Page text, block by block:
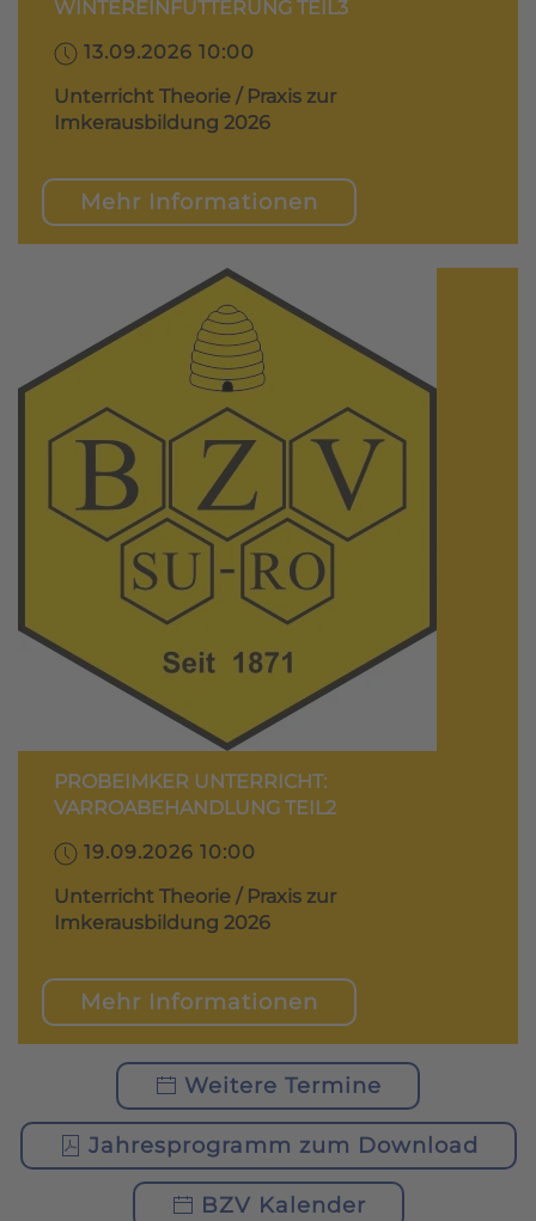
WINTEREINFÜTTERUNG TEIL3
13.09.2026 10:00
Unterricht Theorie / Praxis zur
Imkerausbildung 2026
Mehr Informationen
PROBEIMKER UNTERRICHT:
VARROABEHANDLUNG TEIL2
19.09.2026 10:00
Unterricht Theorie / Praxis zur
Imkerausbildung 2026
Mehr Informationen
Weitere Termine
Jahresprogramm zum Download
BZV Kalender